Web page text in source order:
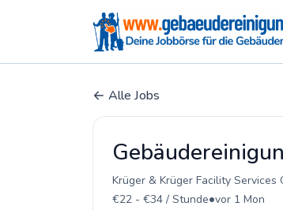
Alle Jobs
Krüger & Krüger Facility Services
€22 - €34 / Stunde•vor 1 Mon